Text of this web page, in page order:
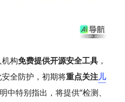
构免费提供开源安全工具 ，
全防护，初期将重点关注儿
中特别指出，将提供“检测、